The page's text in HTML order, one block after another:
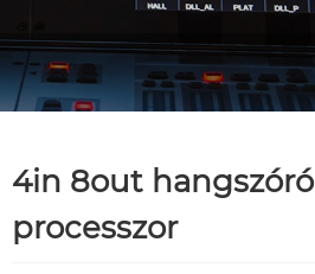
4in 8out
processzor